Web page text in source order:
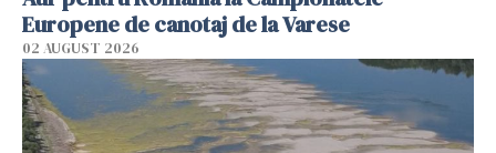
Europene de canotaj de la Varese
02 AUGUST 2026